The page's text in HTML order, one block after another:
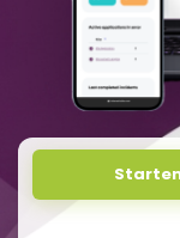
Money